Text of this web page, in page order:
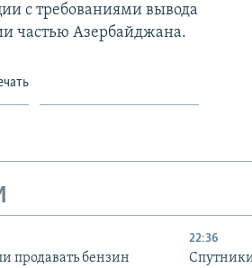
с требованиями вывода
частью Азербайджана.
продавать бензин
22:36